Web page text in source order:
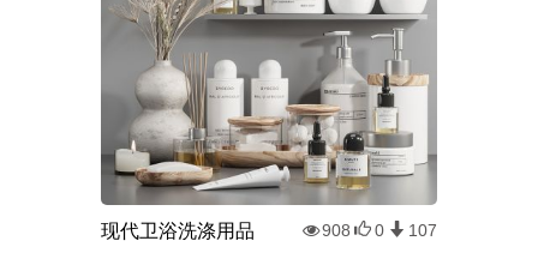
现代卫浴洗涤用品 908 0 107